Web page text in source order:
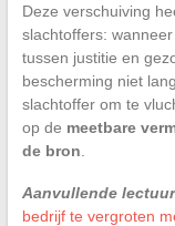
Deze verschuiving
slachtoffers:
tussen justitie en
bescherming niet
slachtoffer om te
op de meetbare
de bron
Aanvullende
bedrijf te vergroten